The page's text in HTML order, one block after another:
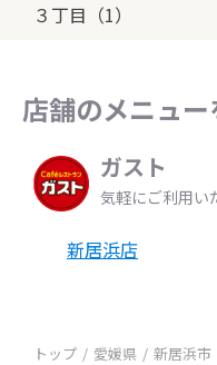
３丁目（1）
店舗のメニュ
ガスト
気軽にご利用い
新居浜店
トップ 愛媛県 新居浜市